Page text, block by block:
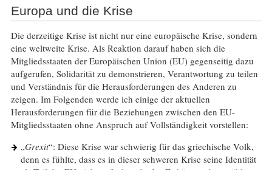
Europa und die Krise
Die derzeitige Krise ist nicht nur eine europäische Krise, sondern
eine weltweite Krise. Als Reaktion darauf haben sich die
Mitgliedsstaaten der Europäischen Union (EU) gegenseitig dazu
aufgerufen, Solidarität zu demonstrieren, Verantwortung zu teilen
und Verständnis für die Herausforderungen des Anderen zu
zeigen. Im Folgenden werde ich einige der aktuellen
Herausforderungen für die Beziehungen zwischen den EU-
Mitgliedsstaaten ohne Anspruch auf Vollständigkeit vorstellen:
„Grexit“: Diese Krise war schwierig für das griechische Volk,
denn es fühlte, dass es in dieser schweren Krise seine Identität